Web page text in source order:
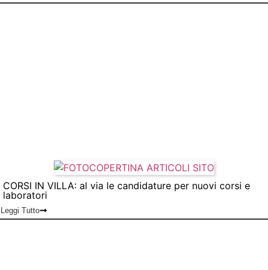
CORSI IN VILLA: al via le candidature per nuovi corsi e
laboratori
Leggi Tutto